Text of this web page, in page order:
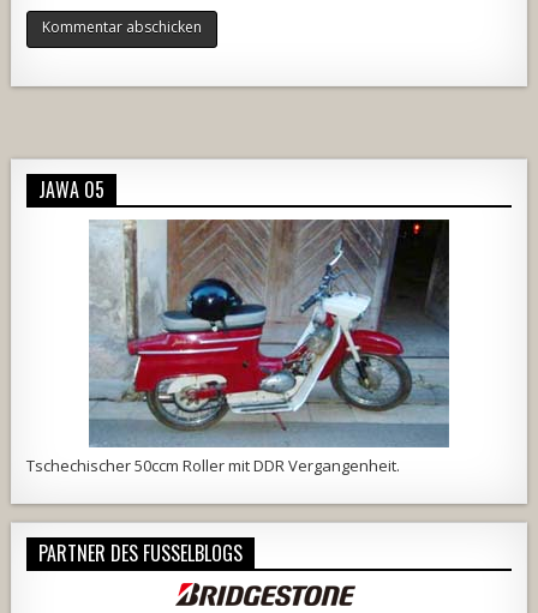
JAWA 05
Tschechischer 50ccm Roller mit DDR Vergangenheit.
PARTNER DES FUSSELBLOGS